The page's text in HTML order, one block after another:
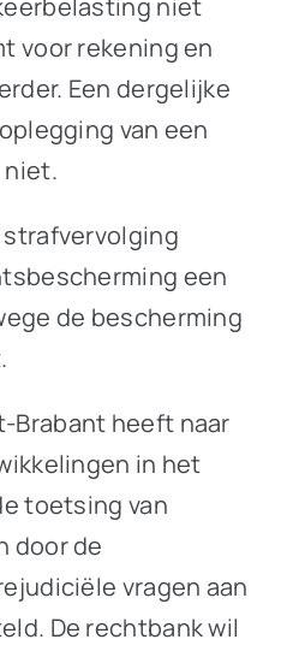
niet
voor rekening en
Een dergelijke
van een
niet.
strafvervolging
een
de bescherming
Brabant heeft naar
in het
toetsing van
door de
vragen aan
De rechtbank wil